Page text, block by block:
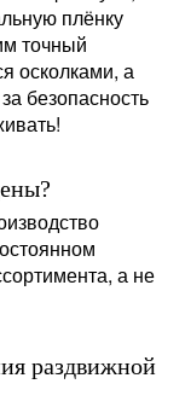
плёнку
точный
осколками, а
безопасность
а не
раздвижной